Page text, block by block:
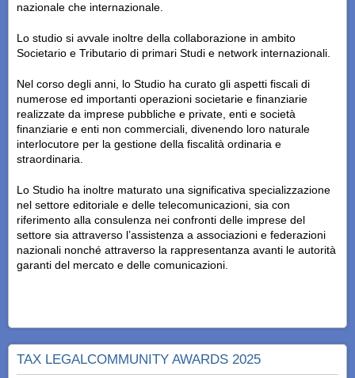
nazionale che internazionale.
Lo studio si avvale inoltre della collaborazione in ambito
Societario e Tributario di primari Studi e network internazionali.
Nel corso degli anni, lo Studio ha curato gli aspetti fiscali di
numerose ed importanti operazioni societarie e finanziarie
realizzate da imprese pubbliche e private, enti e società
finanziarie e enti non commerciali, divenendo loro naturale
interlocutore per la gestione della fiscalità ordinaria e
straordinaria.
Lo Studio ha inoltre maturato una significativa specializzazione
nel settore editoriale e delle telecomunicazioni, sia con
riferimento alla consulenza nei confronti delle imprese del
settore sia attraverso l’assistenza a associazioni e federazioni
nazionali nonché attraverso la rappresentanza avanti le autorità
garanti del mercato e delle comunicazioni.
TAX LEGALCOMMUNITY AWARDS 2025